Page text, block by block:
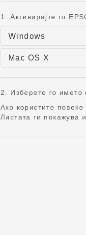
1. Активирајте го
Windows
Mac OS X
2. Изберете го името
Ако користите
Листата ги покажува